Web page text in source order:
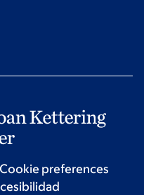
Cookie preferences